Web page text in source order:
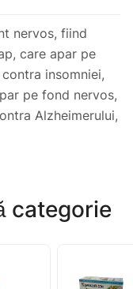
nervos, fiind
care apar pe
insomniei,
pe fond nervos,
Alzheimerului,
produse de
INTERN –
la 250ml apă
EXTERN –
categorie